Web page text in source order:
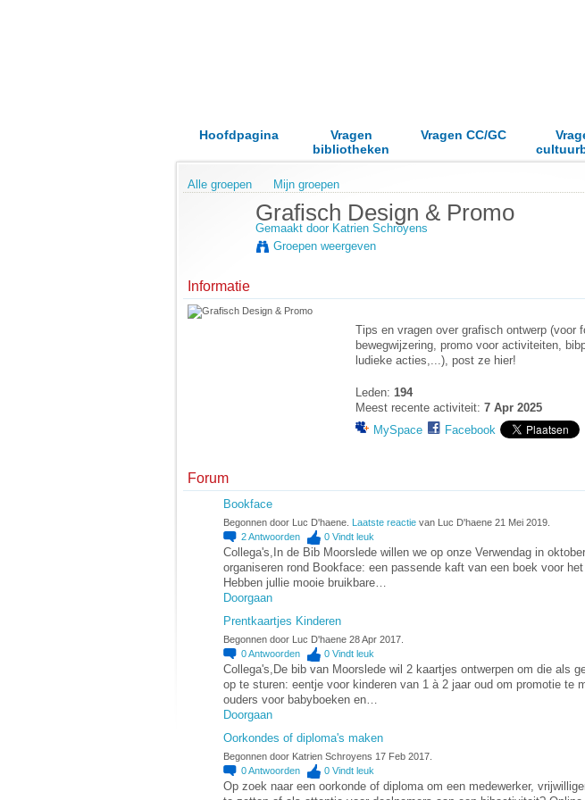
Hoofdpagina
Vragen
bibliotheken
Vragen CC/GC
Alle groepen Mijn groepen
Grafisch Design & Promo
Gemaakt door Katrien Schroyens
Groepen weergeven
Informatie
Tips en vragen over grafisch ontwerp (voor
bewegwijzering, promo voor activiteiten,
ludieke acties,...), post ze hier!
Leden: 194
Meest recente activiteit: 7 Apr 2025
MySpace
Facebook
Forum
Bookface
Begonnen door Luc D'haene. Laatste reactievan Luc D'haene 21 Mei 2019.
2Antwoorden 0 Vindt leuk
Collega's,In de Bib Moorslede willen we op onze Verwendag in
organiseren rond Bookface: een passende kaft van een boek voor het
Hebben jullie mooie bruikbare…
Doorgaan
Prentkaartjes Kinderen
Begonnen door Luc D'haene 28 Apr 2017.
0Antwoorden 0 Vindt leuk
Collega's,De bib van Moorslede wil 2 kaartjes ontwerpen om die als
op te sturen: eentje voor kinderen van 1 à 2 jaar oud om promotie te
ouders voor babyboeken en…
Doorgaan
Oorkondes of diploma's maken
Begonnen door Katrien Schroyens 17 Feb 2017.
0Antwoorden 0 Vindt leuk
Op zoek naar een oorkonde of diploma om een medewerker,